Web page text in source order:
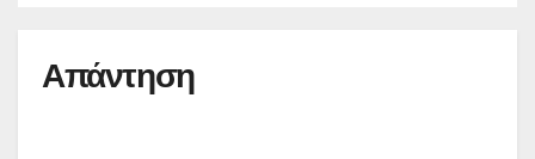
Απάντηση